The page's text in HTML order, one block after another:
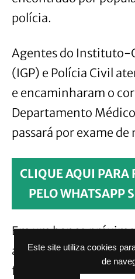
Este site utiliza cookies
de
polícia.
Agentes do Instituto-
(IGP) e Polícia Civil
e encaminharam o
Departamento
passará por exame de
CLIQUE AQUI PARA
PELO WHATSAPP
Em um banco
a carteira da vítima
foram localizados. O